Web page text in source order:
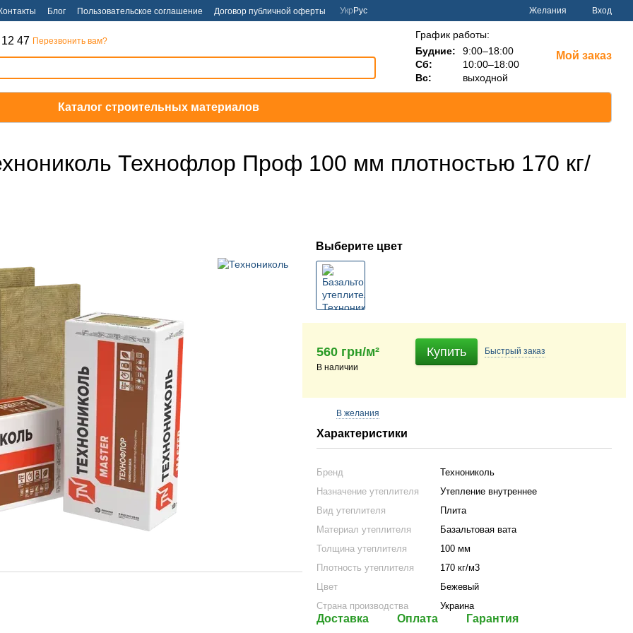
Контакты Блог Пользовательское соглашение Договор публичной оферты Укр Рус Желания Вход
47 Перезвонить вам?
График работы:
Будние:
9:00–18:00
Сб:
10:00–18:00
Вс:
выходной
Мой заказ
Каталог строительных материалов
Технофлор Проф 100 мм плотностью 170 кг/
Выберите цвет
560 грн/м²
В наличии
Купить Быстрый заказ
В желания
Характеристики
Бренд
Технониколь
Назначение утеплителя
Утепление внутреннее
Вид утеплителя
Плита
Материал утеплителя
Базальтовая вата
Толщина утеплителя
100 мм
Плотность утеплителя
170 кг/м3
Цвет
Бежевый
Страна производства
Украина
Доставка Оплата Гарантия